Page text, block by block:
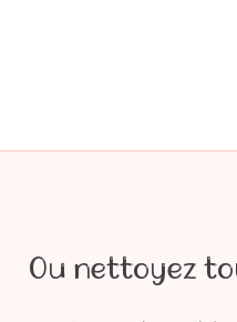
Ou nettoyez